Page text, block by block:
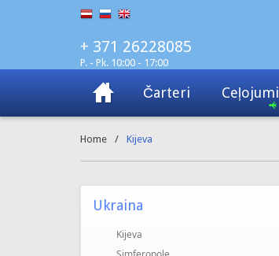
+ 371 26228085
P. - Pk. 10:00 - 17:00
Čarteri Ceļojumi
Home / Kijeva
Ukraina
Kijeva